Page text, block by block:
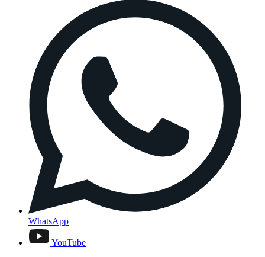
WhatsApp
YouTube